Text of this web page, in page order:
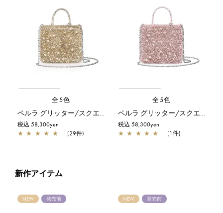
全5色
ペルラ グリッター/スクエア スモール/シルバーゴールド
税込 58,300yen
★ ★ ★ ★ ★ (29件)
全5色
ペルラ グリッター/スクエア スモール/フラミンゴシルバー
税込 58,300yen
★ ★ ★ ★ ★ (1件)
新作アイテム
NEW 発売前 NEW 発売前